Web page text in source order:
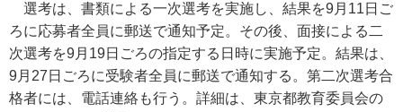
選考は、書類による一次選考を実施し、結果を9月11日ご
ろに応募者全員に郵送で通知予定。その後、面接による二
次選考を9月19日ごろの指定する日時に実施予定。結果は、
9月27日ごろに受験者全員に郵送で通知する。第二次選考合
格者には、電話連絡も行う。詳細は、東京都教育委員会の